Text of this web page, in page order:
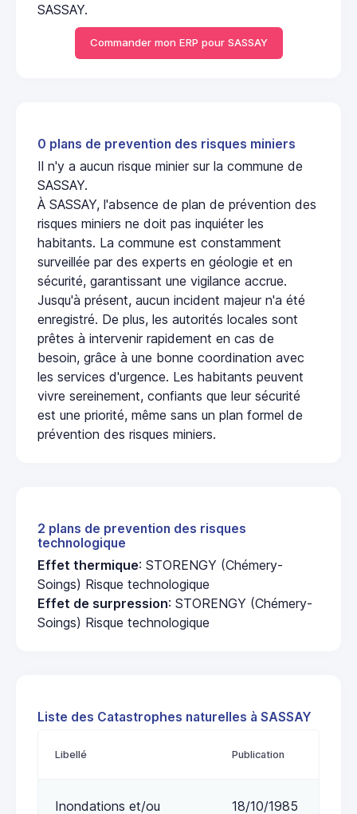
SASSAY.
Commander mon ERP pour SASSAY
0 plans de prevention des risques miniers
Il n'y a aucun risque minier sur la commune de
SASSAY.
À SASSAY, l'absence de plan de prévention des
risques miniers ne doit pas inquiéter les
habitants. La commune est constamment
surveillée par des experts en géologie et en
sécurité, garantissant une vigilance accrue.
Jusqu'à présent, aucun incident majeur n'a été
enregistré. De plus, les autorités locales sont
prêtes à intervenir rapidement en cas de
besoin, grâce à une bonne coordination avec
les services d'urgence. Les habitants peuvent
vivre sereinement, confiants que leur sécurité
est une priorité, même sans un plan formel de
prévention des risques miniers.
2 plans de prevention des risques
technologique
Effet thermique: STORENGY (Chémery-
Soings) Risque technologique
Effet de surpression: STORENGY (Chémery-
Soings) Risque technologique
Liste des Catastrophes naturelles à SASSAY
Libellé Publication
Inondations et/ou 18/10/1985